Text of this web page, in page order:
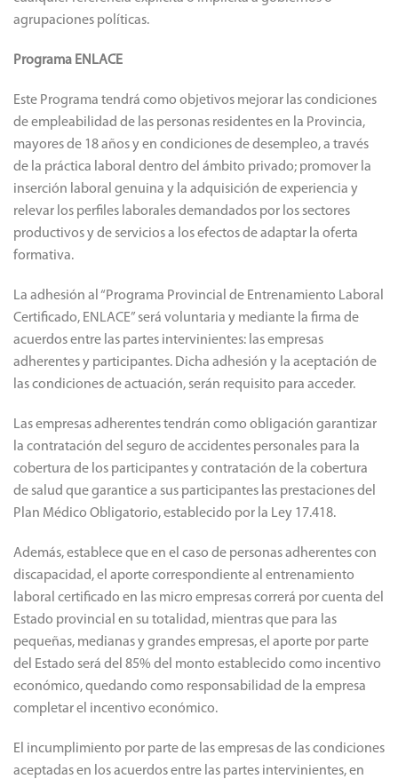
agrupaciones políticas.
Programa ENLACE
Este Programa tendrá como objetivos mejorar las condiciones
de empleabilidad de las personas residentes en la Provincia,
mayores de 18 años y en condiciones de desempleo, a través
de la práctica laboral dentro del ámbito privado; promover la
inserción laboral genuina y la adquisición de experiencia y
relevar los perfiles laborales demandados por los sectores
productivos y de servicios a los efectos de adaptar la oferta
formativa.
La adhesión al “Programa Provincial de Entrenamiento Laboral
Certificado, ENLACE” será voluntaria y mediante la firma de
acuerdos entre las partes intervinientes: las empresas
adherentes y participantes. Dicha adhesión y la aceptación de
las condiciones de actuación, serán requisito para acceder.
Las empresas adherentes tendrán como obligación garantizar
la contratación del seguro de accidentes personales para la
cobertura de los participantes y contratación de la cobertura
de salud que garantice a sus participantes las prestaciones del
Plan Médico Obligatorio, establecido por la Ley 17.418.
Además, establece que en el caso de personas adherentes con
discapacidad, el aporte correspondiente al entrenamiento
laboral certificado en las micro empresas correrá por cuenta del
Estado provincial en su totalidad, mientras que para las
pequeñas, medianas y grandes empresas, el aporte por parte
del Estado será del 85% del monto establecido como incentivo
económico, quedando como responsabilidad de la empresa
completar el incentivo económico.
El incumplimiento por parte de las empresas de las condiciones
aceptadas en los acuerdos entre las partes intervinientes, en